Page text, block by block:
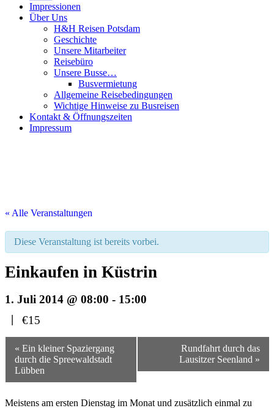
Impressionen
Über Uns
H&H Reisen Potsdam
Geschichte
Unsere Mitarbeiter
Reisebüro
Unsere Busse…
Busvermietung
Allgemeine Reisebedingungen
Wichtige Hinweise zu Busreisen
Kontakt & Öffnungszeiten
Impressum
« Alle Veranstaltungen
Diese Veranstaltung ist bereits vorbei.
Einkaufen in Küstrin
1. Juli 2014 @ 08:00 - 15:00
|
€15
Veranstaltungsnavigation
« Ein kleiner Spaziergang
durch die Spreewaldstadt
Lübben
Rundfahrt durch das
Lausitzer Seenland »
Meistens am ersten Dienstag im Monat und zusätzlich einmal zu